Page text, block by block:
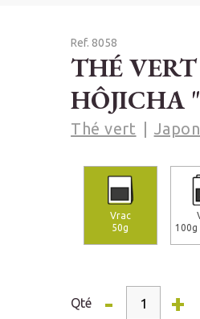
Ref. 8058
THÉ VERT
HÔJICHA
Thé vert Japon
Vrac
50g
100g
Qté - +